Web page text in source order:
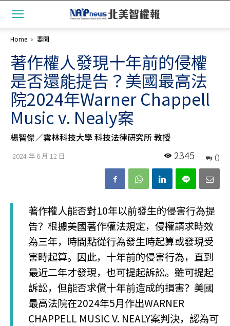
Home 要聞
著作權人發現十年前的侵權
是否還能提告？美國最高法
院2024年Warner Chappell
Music v. Nealy案
楊智傑／雲林科技大學 科技法律研究所 教授
2024 年 6 月 12 日 0
2345
著作權人能否對10年以前發生的侵害行為提
告？根據美國著作權法規定，侵權請求時效
為三年，時間點從行為發生時起算或發現受
害時起算。因此，十年前的侵害行為，直到
最近二年才發現，也可提起訴訟。雖可提起
訴訟，但能否求償十年前造成的損害？美國
最高法院在2024年5月作出WARNER
CHAPPELL MUSIC V. NEALY案判決，認為可